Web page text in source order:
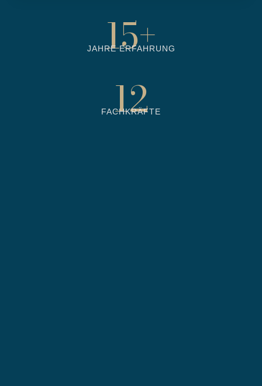
15+
JAHRE ERFAHRUNG
12
FACHKRÄFTE